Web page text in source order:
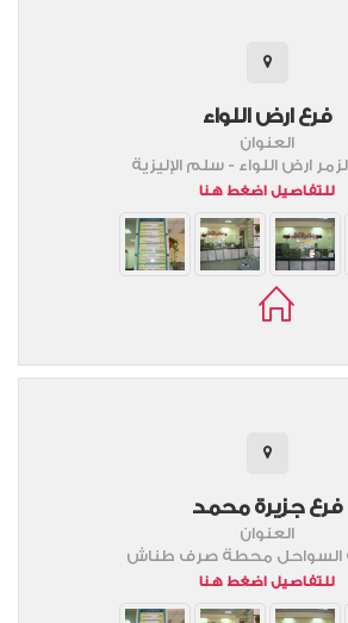
فرع ارض اللواء
العنوان
ارض اللواء - سلم الإليزية
للتفاصيل اضغط هنا
فرع جزيرة محمد
العنوان
السواحل محطة صرف طناش
للتفاصيل اضغط هنا